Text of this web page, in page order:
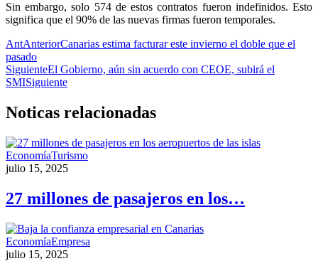
Sin embargo, solo 574 de estos contratos fueron indefinidos. Esto
significa que el 90% de las nuevas firmas fueron temporales.
AntAnteriorCanarias estima facturar este invierno el doble que el
pasado
SiguienteEl Gobierno, aún sin acuerdo con CEOE, subirá el
SMISiguiente
Noticas relacionadas
EconomíaTurismo
julio 15, 2025
27 millones de pasajeros en los…
EconomíaEmpresa
julio 15, 2025